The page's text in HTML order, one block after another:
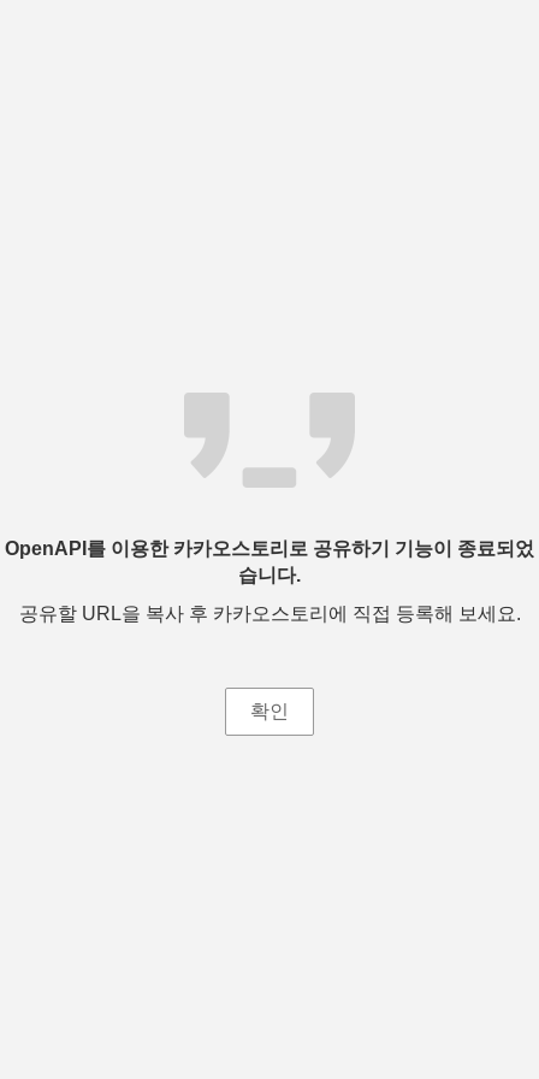
OpenAPI를 이용한 카카오스토리로 공유하기 기능이 종료되었
습니다.
공유할 URL을 복사 후 카카오스토리에 직접 등록해 보세요.
확인